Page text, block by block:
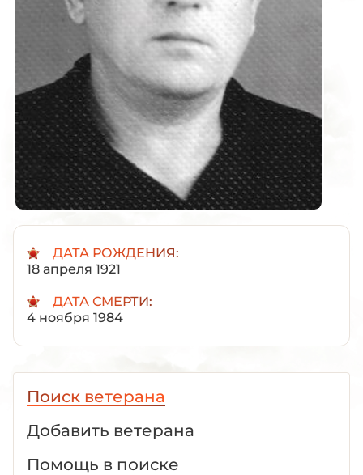
ДАТА РОЖДЕНИЯ:
18 апреля 1921
ДАТА СМЕРТИ:
4 ноября 1984
Поиск ветерана
Добавить ветерана
Помощь в поиске